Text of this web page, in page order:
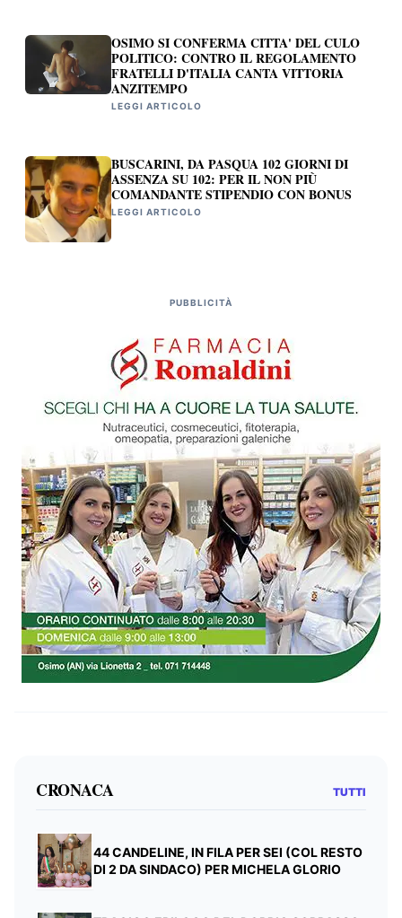
OSIMO SI CONFERMA CITTA' DEL CULO
POLITICO: CONTRO IL REGOLAMENTO
FRATELLI D'ITALIA CANTA VITTORIA
ANZITEMPO
LEGGI ARTICOLO
BUSCARINI, DA PASQUA 102 GIORNI DI
ASSENZA SU 102: PER IL NON PIÙ
COMANDANTE STIPENDIO CON BONUS
LEGGI ARTICOLO
PUBBLICITÀ
CRONACA TUTTI
44 CANDELINE, IN FILA PER SEI (COL RESTO
DI 2 DA SINDACO) PER MICHELA GLORIO